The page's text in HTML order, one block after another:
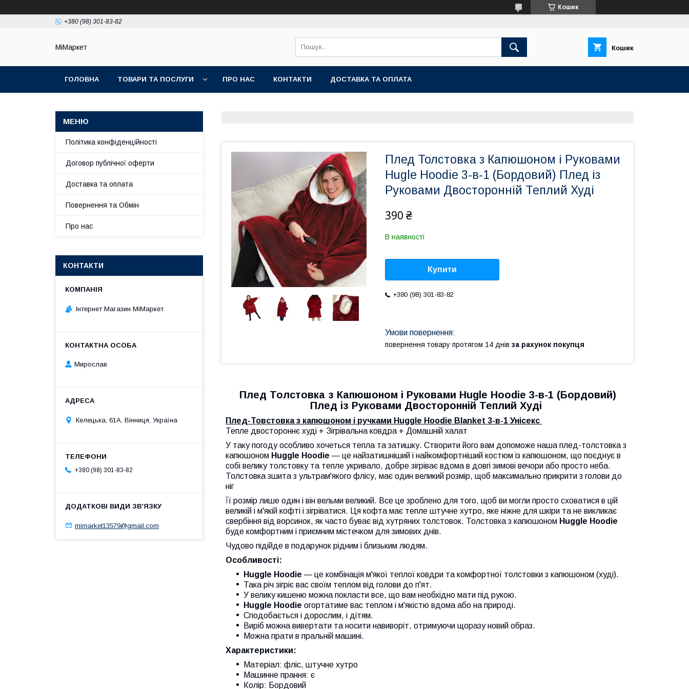
Кошик
+380 (98) 301-83-82
МіМаркет Кошик
ГОЛОВНА ТОВАРИ ТА ПОСЛУГИ ПРО НАС КОНТАКТИ ДОСТАВКА ТА ОПЛАТА
Плед Толстовка з Капюшоном і Руковами
Hugle Hoodie 3-в-1 (Бордовий) Плед із
Руковами Двосторонній Теплий Худі
390 ₴
В наявності
Купити
+380 (98) 301-83-82
повернення товару протягом 14 днів за рахунок покупця
Плед Толстовка з Капюшоном і Руковами Hugle Hoodie 3-в-1 (Бордовий)
Плед із Руковами Двосторонній Теплий Худі
Плед-Товстовка з капюшоном і ручками Huggle Hoodie Blanket 3-в-1 Унісекс
Тепле двостороннє худі + Зігрівальна ковдра + Домашній халат
У таку погоду особливо хочеться тепла та затишку. Створити його вам допоможе наша плед-толстовка з
капюшоном Huggle Hoodie — це найзатишніший і найкомфортніший костюм із капюшоном, що поєднує в
собі велику толстовку та тепле укривало, добре зігріває вдома в довгі зимові вечори або просто неба.
Толстовка зшита з ультрам'якого флісу, має один великий розмір, щоб максимально прикрити з голови до
ніг
Її розмір лише один і він вельми великий. Все це зроблено для того, щоб ви могли просто сховатися в цій
великій і м'якій кофті і зігріватися. Ця кофта має тепле штучне хутро, яке ніжне для шкіри та не викликає
свербіння від ворсинок, як часто буває від хутряних толстовок. Толстовка з капюшоном Huggle Hoodie
буде комфортним і приємним містечком для зимових днів.
Чудово підійде в подарунок рідним і близьким людям.
Особливості:
Huggle Hoodie — це комбінація м'якої теплої ковдри та комфортної толстовки з капюшоном (худі).
Така річ зігріє вас своїм теплом від голови до п'ят.
У велику кишеню можна покласти все, що вам необхідно мати під рукою.
Huggle Hoodie огортатиме вас теплом і м'якістю вдома або на природі.
Сподобається і дорослим, і дітям.
Виріб можна вивертати та носити навиворіт, отримуючи щоразу новий образ.
Можна прати в пральній машині.
Характеристики:
Матеріал: фліс, штучне хутро
Машинне прання: є
Колір: Бордовий
Політика конфіденційності
Договор публічної оферти
Доставка та оплата
Повернення та Обмін
Про нас
КОНТАКТИ
Інтернет Магазин МіМаркет
Мирослав
Келецька, 61А, Вінниця, Україна
+380 (98) 301-83-82
mimarket13579@gmail.com